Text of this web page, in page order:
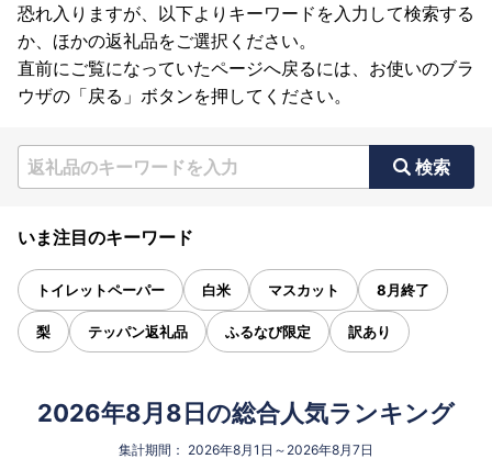
恐れ入りますが、以下よりキーワードを入力して検索する
か、ほかの返礼品をご選択ください。
直前にご覧になっていたページへ戻るには、お使いのブラ
ウザの「戻る」ボタンを押してください。
検索
いま注目のキーワード
トイレットペーパー 白米 マスカット 8月終了
梨 テッパン返礼品 ふるなび限定 訳あり
2026年8月8日の総合人気ランキング
集計期間： 2026年8月1日～2026年8月7日